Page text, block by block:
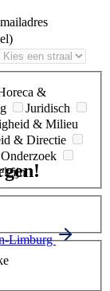
&
Juridisch
& Milieu
& Directie
Limburg